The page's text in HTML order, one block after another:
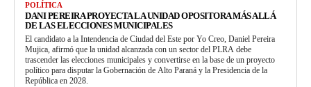
POLÍTICA
DANI PEREIRA PROYECTA LA UNIDAD OPOSITORA MÁS ALLÁ
DE LAS ELECCIONES MUNICIPALES
El candidato a la Intendencia de Ciudad del Este por Yo Creo, Daniel Pereira
Mujica, afirmó que la unidad alcanzada con un sector del PLRA debe
trascender las elecciones municipales y convertirse en la base de un proyecto
político para disputar la Gobernación de Alto Paraná y la Presidencia de la
República en 2028.